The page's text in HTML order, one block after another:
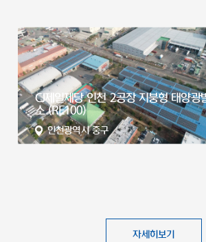
자세히보기
해창만 수상태양광발전소
전라남도 고흥군